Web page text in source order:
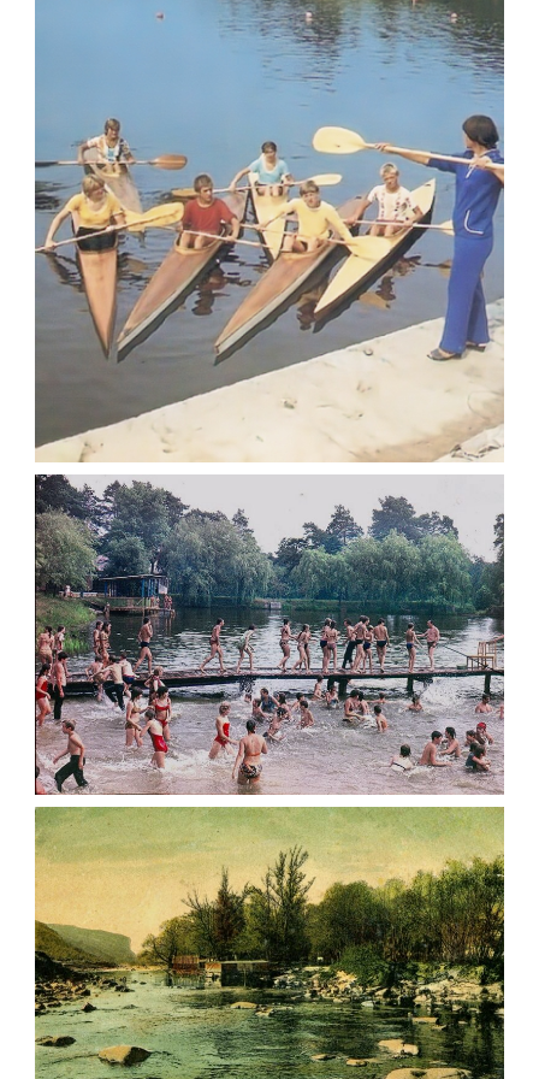
ФОТОГРАФІЇ ЖИТОМИРА 1982-1984 РОКІВ
Фото Житомир (1980-
Leave a comment
СЕРІЯ ФОТО ЖИТОМИРА ЦПКТВ ІМ Ю.А.
ГАГАРІНА 1980-1985 РОКІВ ВІД Н. А.
АЛЕКСАНДРОВА
Фото Житомир (1980-
1990)
Leave a comment
ОСТРІВ НА ТЕТЕРІВІ НА ЛИСТІВЦІ